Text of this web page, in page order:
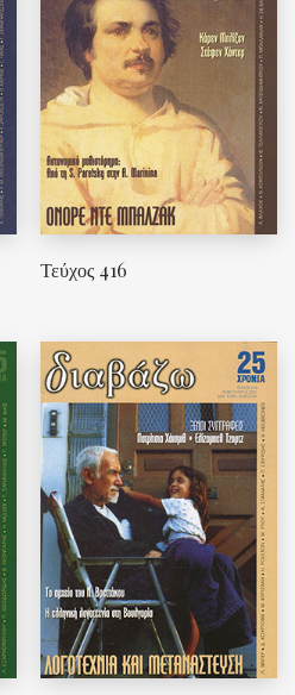
Τεύχος 416